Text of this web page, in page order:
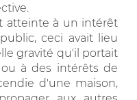
atteinte à un intérêt
ceci avait lieu
gravité qu'il portait
à des intérêts de
d'une maison,